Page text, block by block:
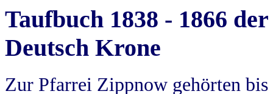
Taufbuch 1838 - 1866
Deutsch Krone
Zur Pfarrei Zippnow gehörten